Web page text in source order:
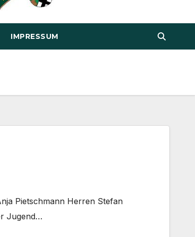
IMPRESSUM
Pietschmann Herren Stefan
Jugend…